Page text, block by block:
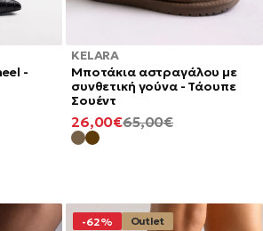
-
KELARA
Μποτάκια αστραγάλου με
συνθετική γούνα - Τάουπε
Σουέντ
ΚΑΝΟΝΙΚΉ
65,00€
ΕΛΆΧΙΣΤΗ
ΤΙΜΉ
26,00€
-62% Outlet